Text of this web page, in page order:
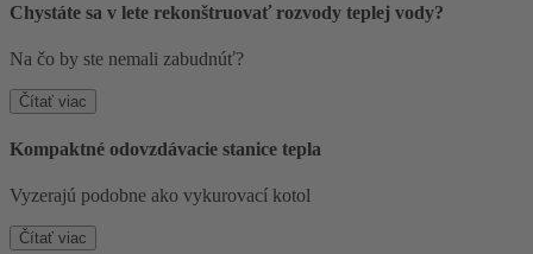
Chystáte sa v lete rekonštruovať rozvody teplej vody?
Na čo by ste nemali zabudnúť?
Čítať viac
Kompaktné odovzdávacie stanice tepla
Vyzerajú podobne ako vykurovací kotol
Čítať viac